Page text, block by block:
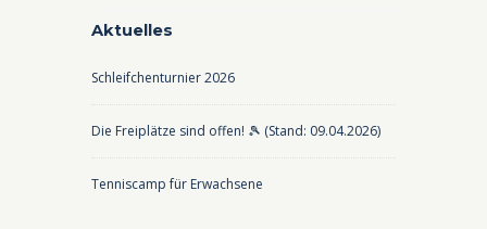
Aktuelles
Schleifchenturnier 2026
Die Freiplätze sind offen! 🎾 (Stand: 09.04.2026)
Tenniscamp für Erwachsene